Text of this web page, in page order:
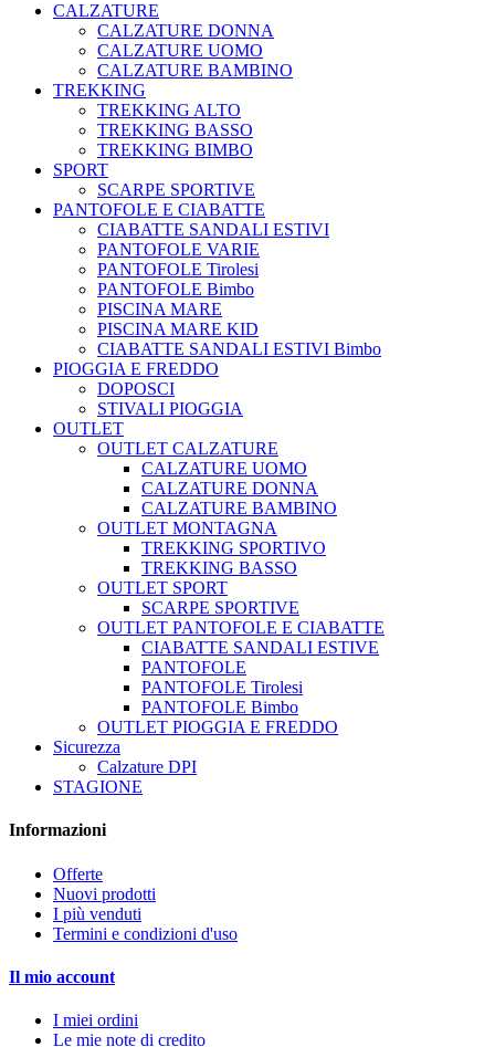
CALZATURE
CALZATURE DONNA
CALZATURE UOMO
CALZATURE BAMBINO
TREKKING
TREKKING ALTO
TREKKING BASSO
TREKKING BIMBO
SPORT
SCARPE SPORTIVE
PANTOFOLE E CIABATTE
CIABATTE SANDALI ESTIVI
PANTOFOLE VARIE
PANTOFOLE Tirolesi
PANTOFOLE Bimbo
PISCINA MARE
PISCINA MARE KID
CIABATTE SANDALI ESTIVI Bimbo
PIOGGIA E FREDDO
DOPOSCI
STIVALI PIOGGIA
OUTLET
OUTLET CALZATURE
CALZATURE UOMO
CALZATURE DONNA
CALZATURE BAMBINO
OUTLET MONTAGNA
TREKKING SPORTIVO
TREKKING BASSO
OUTLET SPORT
SCARPE SPORTIVE
OUTLET PANTOFOLE E CIABATTE
CIABATTE SANDALI ESTIVE
PANTOFOLE
PANTOFOLE Tirolesi
PANTOFOLE Bimbo
OUTLET PIOGGIA E FREDDO
Sicurezza
Calzature DPI
STAGIONE
Informazioni
Offerte
Nuovi prodotti
I più venduti
Termini e condizioni d'uso
Il mio account
I miei ordini
Le mie note di credito